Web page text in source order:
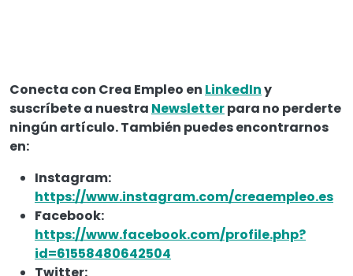
Conecta con Crea Empleo en LinkedIny
suscríbete a nuestra Newsletterpara no perderte
ningún artículo. También puedes encontrarnos
en:
Instagram:
https://www.instagram.com/creaempleo.es
Facebook:
https://www.facebook.com/profile.php?
id=61558480642504
Twitter: